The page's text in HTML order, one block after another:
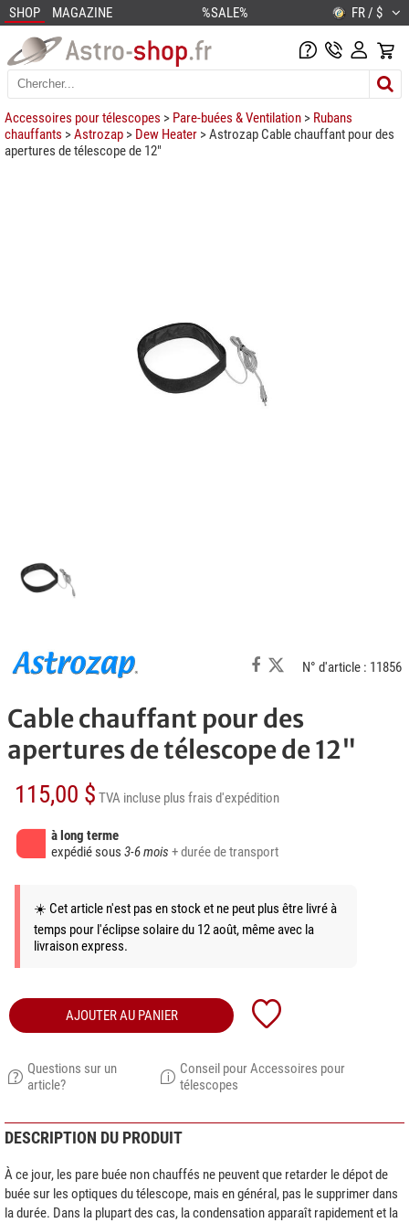
SHOP MAGAZINE %SALE% FR / $
Accessoires pour télescopes > Pare-buées & Ventilation > Rubans
chauffants >Astrozap > Dew Heater > Astrozap Cable chauffant pour des
apertures de télescope de 12"
N° d'article : 11856
Cable chauffant pour des
apertures de télescope de 12"
115,00 $ TVA incluse plus frais d'expédition
à long terme
expédié sous 3-6 mois + durée de transport
☀️ Cet article n'est pas en stock et ne peut plus être livré à
temps pour l'éclipse solaire du 12 août, même avec la
livraison express.
AJOUTER AU PANIER
Questions sur un
article?
Conseil pour Accessoires pour
télescopes
DESCRIPTION DU PRODUIT
À ce jour, les pare buée non chauffés ne peuvent que retarder le dépot de
buée sur les optiques du télescope, mais en général, pas le supprimer dans
la durée. Dans la plupart des cas, la condensation apparaît rapidement et la